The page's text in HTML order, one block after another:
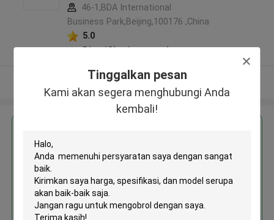
Tinggalkan pesan
Kami akan segera menghubungi Anda
kembali!
46-1,BDA International
Business Park,Beijing,100176 ,China
5.0
Diverifikasi pemasok
Lihat Lebih